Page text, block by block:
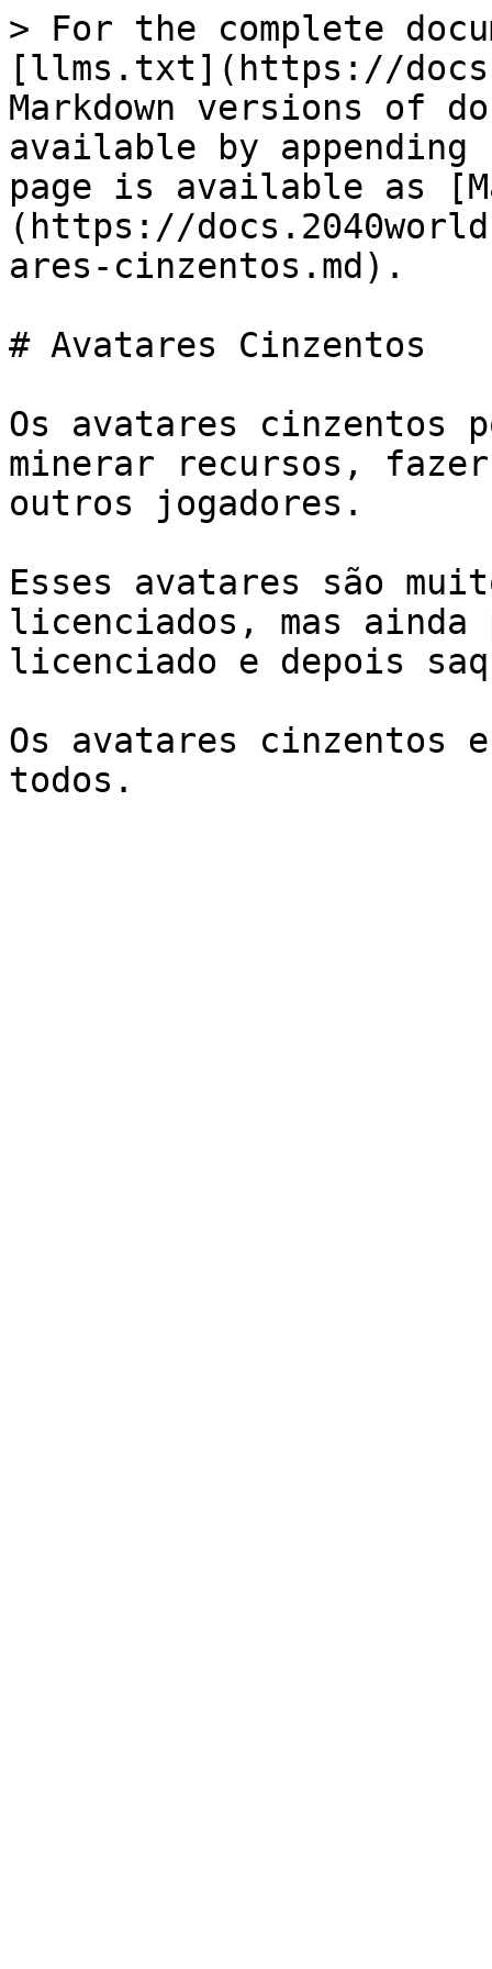
> For the complete
[llms.txt](https://
Markdown versions of
available by
page is available as
(https://
ares-cinzentos.md).
# Avatares Cinzentos
Os avatares cinzentos
minerar recursos,
outros jogadores.
Esses avatares são
licenciados, mas ainda
licenciado e depois
Os avatares cinzentos